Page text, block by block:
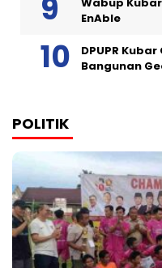
EnAble
DPUPR
Bangunan
POLITIK